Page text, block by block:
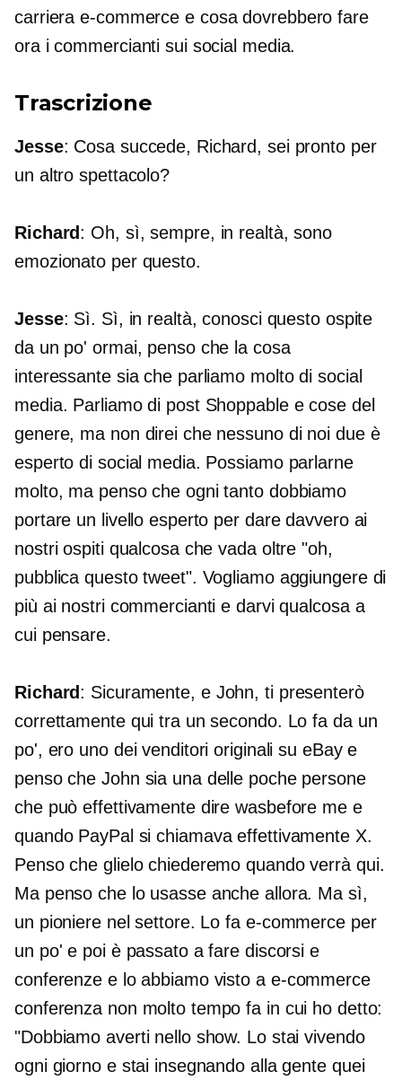
carrierae-commerce e cosa dovrebbero fare
ora i commercianti sui social media.
Trascrizione
Jesse: Cosa succede, Richard, sei pronto per
un altro spettacolo?
Richard: Oh, sì, sempre, in realtà, sono
emozionato per questo.
Jesse: Sì. Sì, in realtà, conosci questo ospite
da un po' ormai, penso che la cosa
interessante sia che parliamo molto di social
media. Parliamo di post Shoppable e cose del
genere, ma non direi che nessuno di noi due è
esperto di social media. Possiamo parlarne
molto, ma penso che ogni tanto dobbiamo
portare un livello esperto per dare davvero ai
nostri ospiti qualcosa che vada oltre "oh,
pubblica questo tweet". Vogliamo aggiungere di
più ai nostri commercianti e darvi qualcosa a
cui pensare.
Richard: Sicuramente, e John, ti presenterò
correttamente qui tra un secondo. Lo fa da un
po', ero uno dei venditori originali su eBay e
penso che John sia una delle poche persone
che può effettivamente dire wasbefore me e
quando PayPal si chiamava effettivamente X.
Penso che glielo chiederemo quando verrà qui.
Ma penso che lo usasse anche allora. Ma sì,
un pioniere nel settore. Lo fa e-commerceper
un po' e poi è passato a fare discorsi e
conferenze e lo abbiamo visto a e-commerce
conferenza non molto tempo fa in cui ho detto:
"Dobbiamo averti nello show. Lo stai vivendo
ogni giorno e stai insegnando alla gente quei